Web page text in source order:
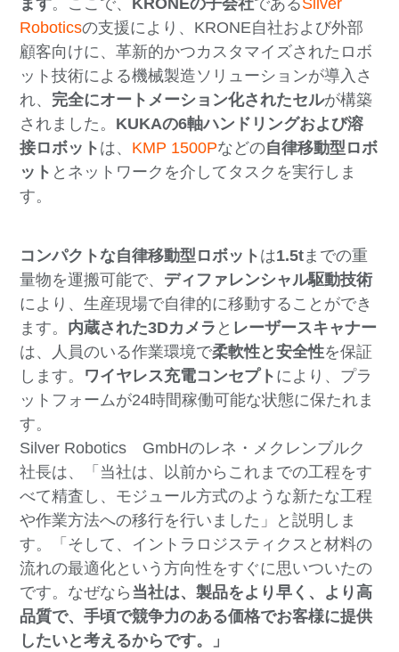
Roboticsの支援により、KRONE自社および外部
顧客向けに、革新的かつカスタマイズされたロボ
ット技術による機械製造ソリューションが導入さ
れ、 完全にオートメーション化されたセルが構築
されました。 KUKAの6軸ハンドリングおよび溶
接ロボット は、 KMP 1500Pなどの自律移動型ロボ
ット とネットワークを介してタスクを実行しま
す。
コンパクトな自律移動型ロボット は1.5t までの重
量物を運搬可能で、 ディファレンシャル駆動技術
により、生産現場で自律的に移動することができ
ます。 内蔵された3Dカメラ と レーザースキャナー
は、人員のいる作業環境で柔軟性と安全性を保証
します。 ワイヤレス充電コンセプト により、プラ
ットフォームが24時間稼働可能な状態に保たれま
す。
Silver Robotics GmbHのレネ・メクレンブルク
社長は、「当社は、以前からこれまでの工程をす
べて精査し、モジュール方式のような新たな工程
や作業方法への移行を行いました」と説明しま
す。「そして、イントラロジスティクスと材料の
流れの最適化という方向性をすぐに思いついたの
です。なぜなら 当社は、製品をより早く、より高
品質で、手頃で競争力のある価格でお客様に提供
したいと考えるからです。」